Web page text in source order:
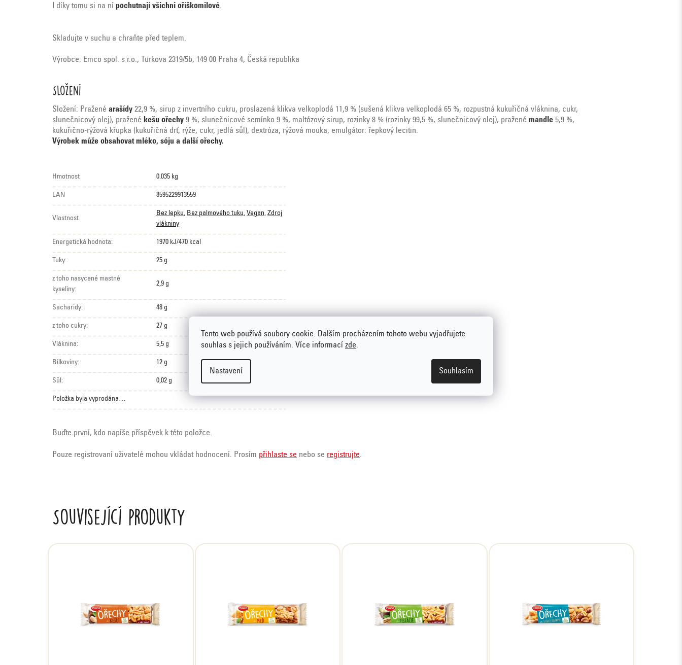
Tento web používá soubory cookie. Dalším procházením tohoto webu vyjadřujete
souhlas s jejich používáním. Více informací zde.
Nastavení Souhlasím
I díky tomu si na ní pochutnají všichni oříškomilové.
Skladujte v suchu a chraňte před teplem.
Výrobce: Emco spol. s r.o., Türkova 2319/5b, 149 00 Praha 4, Česká republika
Složení
Složení: Pražené arašídy 22,9 %, sirup z invertního cukru, proslazená klikva velkoplodá 11,9 % (sušená klikva velkoplodá 65 %, rozpustná kukuřičná vláknina, cukr,
slunečnicový olej), pražené kešu ořechy 9 %, slunečnicové semínko 9 %, maltózový sirup, rozinky 8 % (rozinky 99,5 %, slunečnicový olej), pražené mandle 5,9 %,
kukuřično-rýžová křupka (kukuřičná drť, rýže, cukr, jedlá sůl), dextróza, rýžová mouka, emulgátor: řepkový lecitin.
Výrobek může obsahovat mléko, sóju a další ořechy.
Hmotnost 0.035 kg
EAN 8595229913559
Vlastnost
Bez lepku, Bez palmového tuku, Vegan, Zdroj
vlákniny
Energetická hodnota: 1970 kJ/470 kcal
Tuky: 25 g
z toho nasycené mastné
kyseliny:
2,9 g
Sacharidy: 48 g
z toho cukry: 27 g
Vláknina: 5,5 g
Bílkoviny: 12 g
Sůl: 0,02 g
Položka byla vyprodána…
Buďte první, kdo napíše příspěvek k této položce.
Pouze registrovaní uživatelé mohou vkládat hodnocení. Prosím přihlaste se nebo se registrujte.
Související produkty